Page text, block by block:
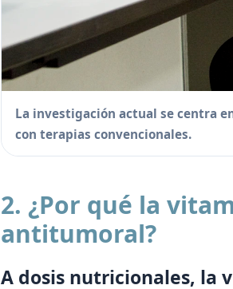
La investigación actual se centra
con terapias convencionales.
2. ¿Por qué la
antitumoral?
A dosis nutricionales, la